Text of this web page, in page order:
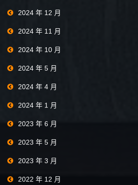
2024 年 12 月
2024 年 11 月
2024 年 10 月
2024 年 5 月
2024 年 4 月
2024 年 1 月
2023 年 6 月
2023 年 5 月
2023 年 3 月
2022 年 12 月